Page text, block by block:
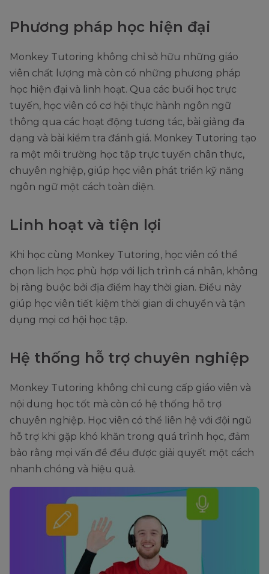
Phương pháp học hiện đại
Monkey Tutoring không chỉ sở hữu những giáo
viên chất lượng mà còn có những phương pháp
học hiện đại và linh hoạt. Qua các buổi học trực
tuyến, học viên có cơ hội thực hành ngôn ngữ
thông qua các hoạt động tương tác, bài giảng đa
dạng và bài kiểm tra đánh giá. Monkey Tutoring tạo
ra một môi trường học tập trực tuyến chân thực,
chuyên nghiệp, giúp học viên phát triển kỹ năng
ngôn ngữ một cách toàn diện.
Linh hoạt và tiện lợi
Khi học cùng Monkey Tutoring, học viên có thể
chọn lịch học phù hợp với lịch trình cá nhân, không
bị ràng buộc bởi địa điểm hay thời gian. Điều này
giúp học viên tiết kiệm thời gian di chuyển và tận
dụng mọi cơ hội học tập.
Hệ thống hỗ trợ chuyên nghiệp
Monkey Tutoring không chỉ cung cấp giáo viên và
nội dung học tốt mà còn có hệ thống hỗ trợ
chuyên nghiệp. Học viên có thể liên hệ với đội ngũ
hỗ trợ khi gặp khó khăn trong quá trình học, đảm
bảo rằng mọi vấn đề đều được giải quyết một cách
nhanh chóng và hiệu quả.